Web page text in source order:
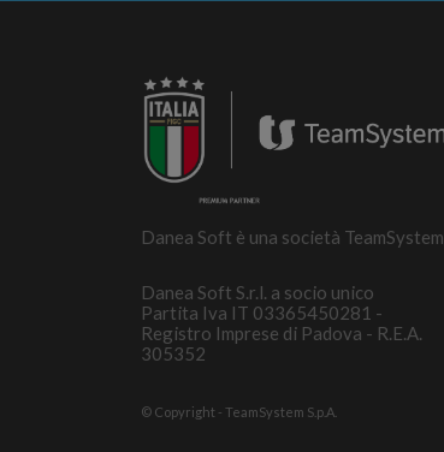
Danea Soft è una società TeamSystem
Danea Soft S.r.l. a socio unico
Partita Iva IT 03365450281 -
Registro Imprese di Padova - R.E.A.
305352
© Copyright - TeamSystem S.p.A.